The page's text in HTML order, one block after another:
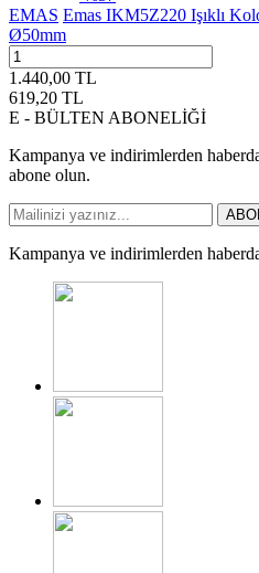
EMAS Emas IKM5Z220 Işıklı
Ø50mm
1.440,00 TL
619,20 TL
E - BÜLTEN ABONELİĞİ
Kampanya ve indirimlerden
abone olun.
Kampanya ve indirimlerden